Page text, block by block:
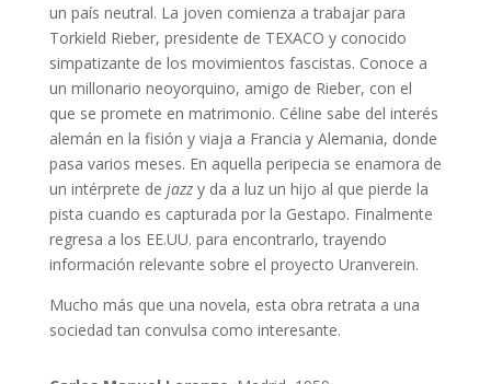
un país neutral. La joven comienza a trabajar para
Torkield Rieber, presidente de TEXACO y conocido
simpatizante de los movimientos fascistas. Conoce a
un millonario neoyorquino, amigo de Rieber, con el
que se promete en matrimonio. Céline sabe del interés
alemán en la fisión y viaja a Francia y Alemania, donde
pasa varios meses. En aquella peripecia se enamora de
un intérprete de jazzy da a luz un hijo al que pierde la
pista cuando es capturada por la Gestapo. Finalmente
regresa a los EE.UU. para encontrarlo, trayendo
información relevante sobre el proyecto Uranverein.
Mucho más que una novela, esta obra retrata a una
sociedad tan convulsa como interesante.